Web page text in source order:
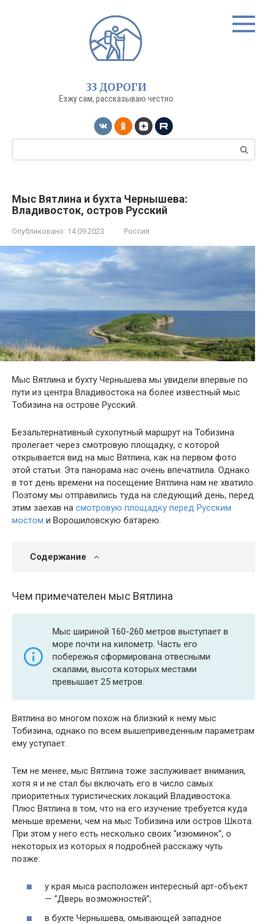
33 ДОРОГИ
Езжу сам, рассказываю честно
Поиск:
Мыс Вятлина и бухта Чернышева:
Владивосток, остров Русский
Опубликовано: 14.09.2023 Россия
Мыс Вятлина и бухту Чернышева мы увидели впервые по
пути из центра Владивостока на более известный мыс
Тобизина на острове Русский.
Безальтернативный сухопутный маршрут на Тобизина
пролегает через смотровую площадку, с которой
открывается вид на мыс Вятлина, как на первом фото
этой статьи. Эта панорама нас очень впечатлила. Однако
в тот день времени на посещение Вятлина нам не хватило.
Поэтому мы отправились туда на следующий день, перед
этим заехав на смотровую площадку перед Русским
мостом и Ворошиловскую батарею
Содержание
Чем примечателен мыс Вятлина
Мыс шириной 160-260 метров выступает в
море почти на километр. Часть его
побережья сформирована отвесными
скалами, высота которых местами
превышает 25 метров.
Вятлина во многом похож на близкий к нему мыс
Тобизина, однако по всем вышеприведенным параметрам
ему уступает.
Тем не менее, мыс Вятлина тоже заслуживает внимания,
хотя я и не стал бы включать его в число самых
приоритетных туристических локаций Владивостока.
Плюс Вятлина в том, что на его изучение требуется куда
меньше времени, чем на мыс Тобизина или остров Шкота.
При этом у него есть несколько своих “изюминок”, о
некоторых из которых я подробней расскажу чуть
позже:
у края мыса расположен интересный арт-объект
— “Дверь возможностей”;
в бухте Чернышева, омывающей западное